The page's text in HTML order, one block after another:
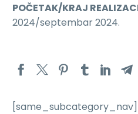
POČETAK/KRAJ
2024/septembar 2024.
[same_subcategory_nav]